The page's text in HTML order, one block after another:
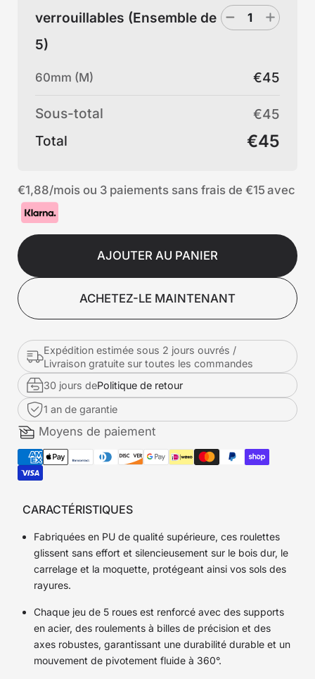
verrouillables (Ensemble de
5)
60mm (M) €45
Sous-total
€45
Total
€45
€1,88/mois ou 3 paiements sans frais de €15 avec
AJOUTER AU PANIER
ACHETEZ-LE MAINTENANT
Expédition estimée sous 2 jours ouvrés /
Livraison gratuite sur toutes les commandes
30 jours dePolitique de retour
1 an de garantie
Moyens de paiement
CARACTÉRISTIQUES
Fabriquées en PU de qualité supérieure, ces roulettes
glissent sans effort et silencieusement sur le bois dur, le
carrelage et la moquette, protégeant ainsi vos sols des
rayures.
Chaque jeu de 5 roues est renforcé avec des supports
en acier, des roulements à billes de précision et des
axes robustes, garantissant une durabilité durable et un
mouvement de pivotement fluide à 360°.